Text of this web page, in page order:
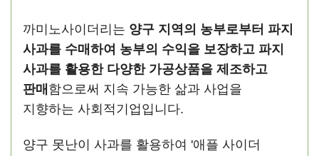
까미노사이더리는 양구 지역의 농부로부터 파지
사과를 수매하여 농부의 수익을 보장하고 파지
사과를 활용한 다양한 가공상품을 제조하고
판매 함으로써 지속 가능한 삶과 사업을
지향하는 사회적기업입니다.
양구 못난이 사과를 활용하여 '애플 사이더